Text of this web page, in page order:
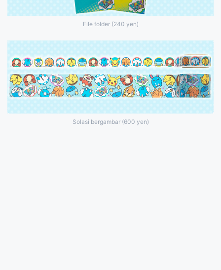
File folder (240 yen)
Solasi bergambar (600 yen)